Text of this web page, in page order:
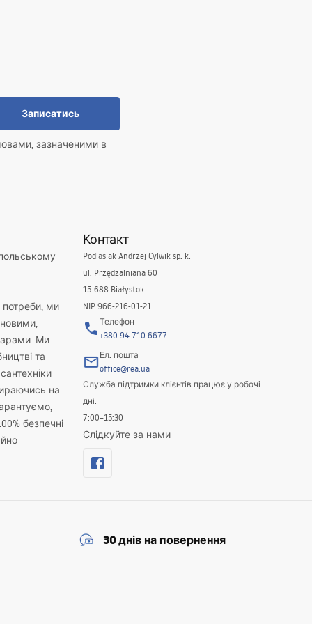
Записатись
зазначеними в
потреби, ми
Ми
та
на
безпечні
Контакт
Podlasiak Andrzej Cylwik sp. k.
ul. Przędzalniana 60
15-688 Białystok
NIP 966-216-01-21
Телефон
+380 94 710 6677
Ел. пошта
office@rea.ua
Служба підтримки клієнтів працює у робочі
дні:
7:00–15:30
Слідкуйте за нами
30 днів на повернення